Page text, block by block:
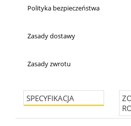
Polityka bezpieczeństwa
Zasady dostawy
Zasady zwrotu
SPECYFIKACJA